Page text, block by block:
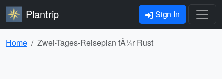
Plantrip Sign In
Home Zwei-Tages-Reiseplan fÃ¼r Rust